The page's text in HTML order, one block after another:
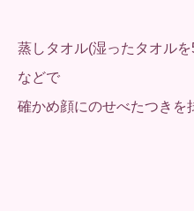
蒸しタオル(湿ったタオル
などで
確かめ顔にのせべたつきを